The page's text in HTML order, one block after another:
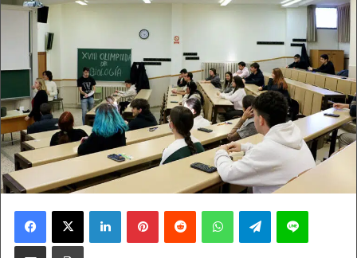
Facebook
X LinkedInPinterestReddit WhatsAppTelegramLine
Compartir por correo electrónicoImprimir